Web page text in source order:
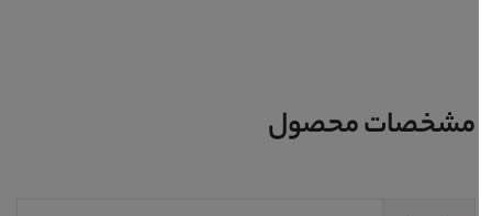
مشخصات محصول